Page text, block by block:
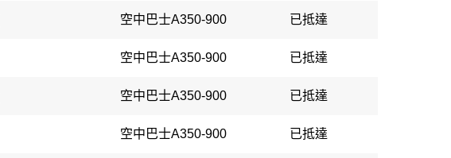
空中巴士A350-900 已抵達
空中巴士A350-900 已抵達
空中巴士A350-900 已抵達
空中巴士A350-900 已抵達